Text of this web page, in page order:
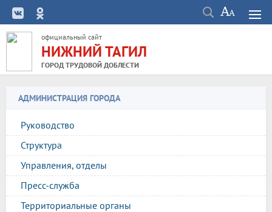
официальный сайт
НИЖНИЙ ТАГИЛ
ГОРОД ТРУДОВОЙ ДОБЛЕСТИ
АДМИНИСТРАЦИЯ ГОРОДА
Руководство
Структура
Управления, отделы
Пресс-служба
Территориальные органы